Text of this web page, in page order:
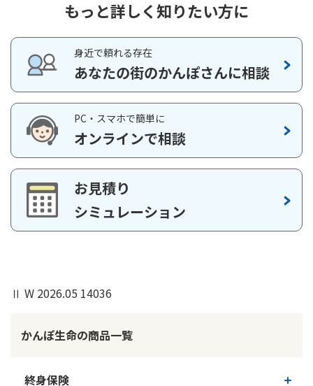
入院・手術・放射線治療を保障
先進医療保障
無配当先進医療特約
先進医療による療養
無配当総合医療特約（R04）と併せて基本契
約に付加していただく必要があります。
先進医療とは
加入年齢
契約内容
マイページ
「保険料払込月数の変更」からは、残期間分の一括払込みは選
択できません。残期間分の一括払込み（残期間前納）をご希望
ご契約者さまの本人確認書類（運転免許証／マイナン
バーカードなど）
なお、お手続きいただくお日にちによって変更できない
前納払込保険料シミュレーション（かんぽ生命保険契
約）
前納払込保険料シミュレーション（簡易生命保険契
約）
もっと詳しく知りたい方に
身近で頼れる存在
あなたの街のかんぽさんに相談
PC・スマホで簡単に
オンラインで相談
お見積り
シミュレーション
Ⅱ W 2026.05 14036
かんぽ生命の商品一覧
終身保険